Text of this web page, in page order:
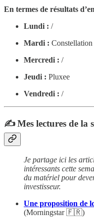
En termes de résultats
Lundi : /
Mardi :
Mercredi : /
Jeudi : Pluxee
Vendredi : /
✍️ Mes lectures de la
Je partage ici les
intéressants cette
du matériel pour
investisseur.
Une proposition de
(Morningstar 🇫🇷)